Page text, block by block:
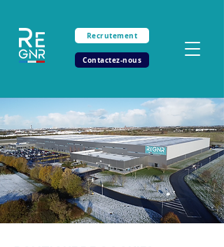
Recrutement
Contactez-nous